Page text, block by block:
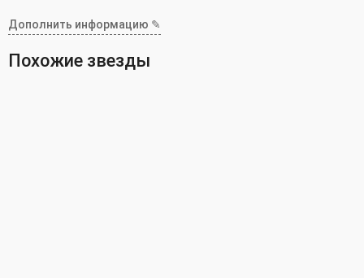
Дополнить информацию ✎
Похожие звезды